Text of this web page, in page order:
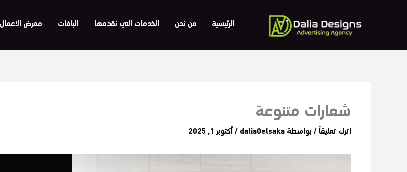
الرئيسية من نحن الخدمات التي نقدمها الباقات معرض الاعمال
شعارات متنوعة
اترك تعليقاً / بواسطة dalia0elsaka
/ أكتوبر 1, 2025